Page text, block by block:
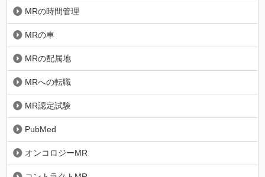
MRの時間管理
MRの車
MRの配属地
MRへの転職
MR認定試験
PubMed
オンコロジーMR